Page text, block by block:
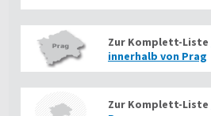
Zur Komplett-Liste
innerhalb von Prag
Zur Komplett-Liste